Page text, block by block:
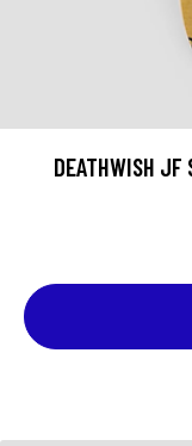
DEATHWISH JF